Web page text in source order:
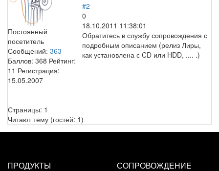
Постоянный
посетитель
Сообщений: 363
Баллов: 368 Рейтинг:
11 Регистрация:
15.05.2007
#2
0
18.10.2011 11:38:01
Обратитесь в службу сопровождения с
подробным описанием (релиз Лиры,
как установлена с CD или HDD, .... .)
Страницы: 1
Читают тему (гостей: 1)
ПРОДУКТЫ СОПРОВОЖДЕНИЕ